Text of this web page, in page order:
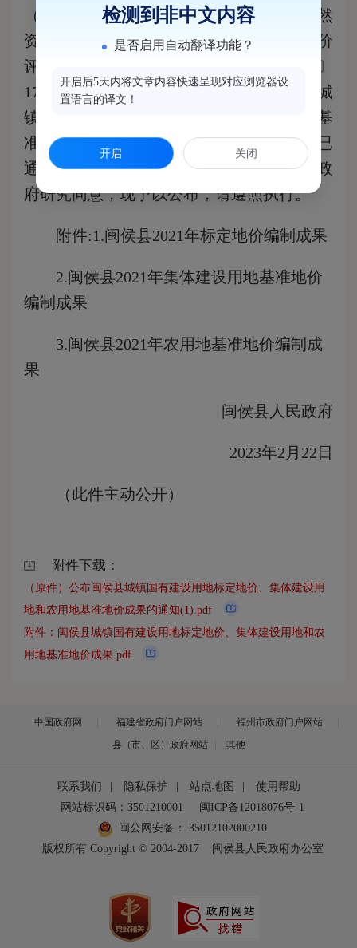
（自然资办发〔2019〕36号）《福建省自然
资源厅关于部署开展2019年度自然资源评价
评估工作的通知》（闽自然资发〔2019〕
177号）等文件要求，我县开展了闽侯县城
镇国有建设用地标定地价、集体建设用地基
准地价、农用地基准地价评估工作，成果已
通过福州市自然资源和规划局验收，经县政
府研究同意，现予以公布，请遵照执行。
附件:1.闽侯县2021年标定地价编制成果
2.闽侯县2021年集体建设用地基准地价
编制成果
3.闽侯县2021年农用地基准地价编制成
果
闽侯县人民政府
2023年2月22日
（此件主动公开）
附件下载：
（原件）公布闽侯县城镇国有建设用地标定地价、集体建设用
地和农用地基准地价成果的通知(1).pdf
附件：闽侯县城镇国有建设用地标定地价、集体建设用地和农
用地基准地价成果.pdf
中国政府网 福建省政府门户网站
福州市政府门户网站
县（市、区）政府网站
其他
联系我们 隐私保护 站点地图
使用帮助
网站标识码：3501210001
闽ICP备12018076号-1
闽公网安备：
35012102000210
版权所有 Copyright © 2004-2017
闽侯县人民政府办公室
检测到非中文内容
是否启用自动翻译功能？
开启后5天内将文章内容快速呈现对应浏览器设
置语言的译文！
开启 关闭